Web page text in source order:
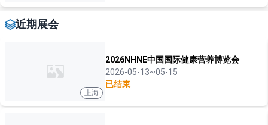
近期展会
上海
2026NHNE中国国际健康营养博览会
2026-05-13~05-15
已结束